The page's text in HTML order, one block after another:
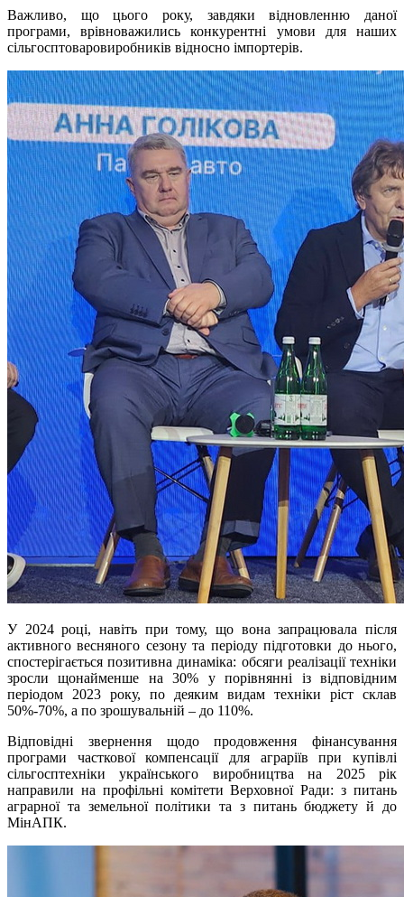
Важливо, що цього року, завдяки відновленню даної
програми, врівноважились конкурентні умови для наших
сільгосптоваровиробників відносно імпортерів.
У 2024 році, навіть при тому, що вона запрацювала після
активного весняного сезону та періоду підготовки до нього,
спостерігається позитивна динаміка: обсяги реалізації техніки
зросли щонайменше на 30% у порівнянні із відповідним
періодом 2023 року, по деяким видам техніки ріст склав
50%-70%, а по зрошувальній – до 110%.
Відповідні звернення щодо продовження фінансування
програми часткової компенсації для аграріїв при купівлі
сільгосптехніки українського виробництва на 2025 рік
направили на профільні комітети Верховної Ради: з питань
аграрної та земельної політики та з питань бюджету й до
МінАПК.